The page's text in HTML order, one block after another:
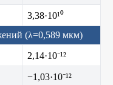
3,38·10¹⁰
(λ=0,589 мкм)
2,14·10⁻¹²
−1,03·10⁻¹²